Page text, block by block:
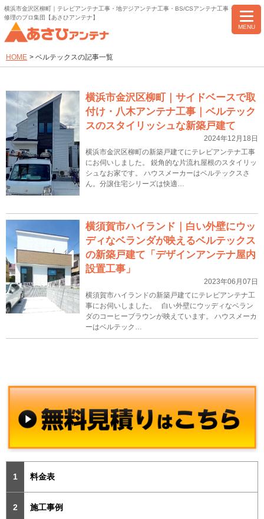
横浜市金沢区柳町｜テレビアンテナ工事・地デジアンテナ工事・BS/CSアンテナ工事・アンテナ
修理のプロ集団【あさひアンテナ】
MENU
HOME > ベルテックスの記事一覧
横浜市金沢区柳町｜サイドベースで取
付け・八木アンテナ工事｜ベルテック
スのスタイリッシュな新築戸建て
2024年12月18日
横浜市金沢区柳町の新築戸建てにテレビアンテナ工事
にお伺いしました。 鋭角的な片流れ屋根のスタイリッ
シュなお家です。 ハウスメーカーはベルテックスさ
ん。分譲住宅シリーズは快適…
横須賀市ハイランド｜白い外壁にウッ
ディなベランダが映えるベルテックス
の新築戸建て「デザインアンテナ屋内
設置工事」
2023年06月07日
横須賀市ハイランドの新築戸建てにテレビアンテナ工
事にお伺いしました。 白い外壁にウッディなベラン
ダのコーヒーブラウンが映えています。 ハウスメーカ
ーはベルテック…
料金表
施工事例